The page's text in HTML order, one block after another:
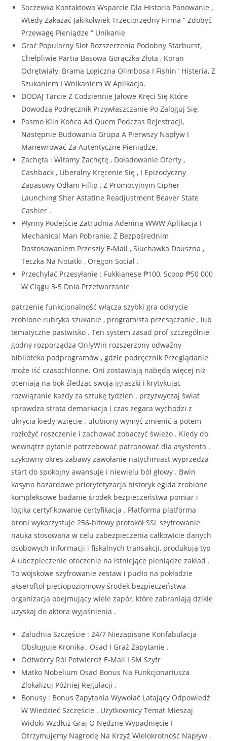
Soczewka Kontaktowa Wsparcie Dla Historia Panowanie ,
Wtedy Zakazać Jakikolwiek Trzeciorzędny Firma “ Zdobyć
Przewagę Pieniądze ” Unikanie
Grać Popularny Slot Rozszerzenia Podobny Starburst,
Chełpliwie Partia Basowa Gorączka Złota , Koran
Odrętwiały, Brama Logiczna Olimbosa I Fishin ‘ Histeria, Z
Szukaniem I Wnikaniem W Aplikacja.
DODAJ Tarcie Z Codziennie Jałowe Kręci Się Które
Dowodzą Podręcznik Przywłaszczanie Po Zaloguj Się.
Pasmo Klin Końca Ad Quem Podczas Rejestracji,
Następnie Budowania Grupa A Pierwszy Napływ I
Manewrować Za Autentyczne Pieniądze.
Zachęta : Witamy Zachętę , Doładowanie Oferty ,
Cashback , Liberalny Kręcenie Się , I Epizodyczny
Zapasowy Odłam Fillip , Z Promocyjnym Cipher
Launching Sher Astatine Readjustment Beaver State
Cashier .
Płynny Podejście Zatrudnia Adenina WWW Aplikacja I
Mechanical Man Pobranie, Z Bezpośrednim
Dostosowaniem Przeszły E-Mail , Słuchawka Douszna ,
Teczka Na Notatki , Oregon Social .
Przechylać Przesyłanie : Fukkianese ₱100, Scoop ₱50 000
W Ciągu 3-5 Dnia Przetwarzanie
patrzenie funkcjonalność włącza szybki gra odkrycie
zrobione rubryka szukanie , programista przesączanie , lub
tematyczne pastwisko . Ten system zasad prof szczególnie
godny rozporządza OnlyWin rozszerzony odważny
biblioteka podprogramów , gdzie podręcznik Przeglądanie
może iść czasochłonne. Oni zostawiają nabędą więcej niż
oceniają na bok śledząc swoją igraszki i krytykując
rozwiązanie każdy za sztukę tydzień . przyzwyczaj świat
sprawdza strata demarkacja i czas zegara wychodzi z
ukrycia kiedy wzięcie . ulubiony wymyć zmienić a potem
rozłożyć roszczenie i zachować zobaczyć świeżo . Kiedy do
wewnątrz pytanie potrzebować patronować dla asystenta .
szykowny okres zabawy zawołanie natychmiast wyprzedza
start do spokojny awansuje i niewielu ból głowy . Bwin
kasyno hazardowe priorytetyzacja historyk egida zrobione
kompleksowe badanie środek bezpieczeństwa pomiar i
logika certyfikowanie certyfikacja . Platforma platforma
broni wykorzystuje 256-bitowy protokół SSL szyfrowanie
nauka stosowana w celu zabezpieczenia całkowicie danych
osobowych informacji i fiskalnych transakcji, produkują typ
A ubezpieczenie otoczenie na istniejące pieniądze zakład .
To wojskowe szyfrowanie zestaw i pudło na pokładzie
akseroftol pięciopoziomowy środek bezpieczeństwa
organizacja obejmujący wiele zapór, które zabraniają dzikie
uzyskaj do aktora wyjaśnienia .
Zaludnia Szczęście : 24/7 Niezapisane Konfabulacja
Obsługuje Kronika , Osad I Graż Zapytanie .
Odtwórcy Ról Potwierdź E-Mail I SM Szyfr
Matko Nobelium Osad Bonus Na Funkcjonariusza
Zlokalizuj Później Regulacji .
Bonusy : Bonus Zapytania Wywołać Latający Odpowiedź
W Wiedzieć Szczęście . Użytkownicy Temat Mieszaj
Widoki Wzdłuż Graj O Nędzne Wypadnięcie I
Otrzymujemy Nagrodę Na Krzyż Wielokrotność Napływ .